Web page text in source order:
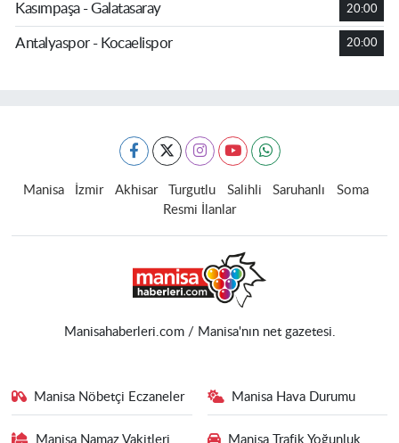
Kasımpaşa - Galatasaray 20:00
Antalyaspor - Kocaelispor 20:00
Manisa İzmir Akhisar Turgutlu Salihli Saruhanlı
Soma
Resmi İlanlar
Manisahaberleri.com / Manisa'nın net gazetesi.
Manisa Nöbetçi Eczaneler Manisa Hava Durumu
Manisa Namaz Vakitleri Manisa Trafik Yoğunluk